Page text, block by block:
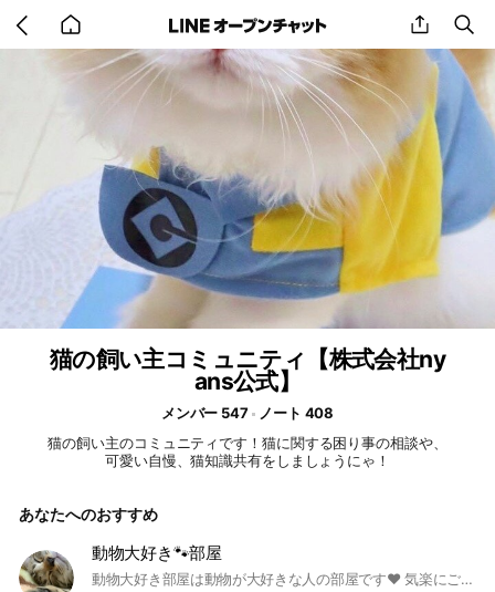
back
to
home
share
猫の飼い主コミュニティ【株式会社ny
ans公式】
メンバー 547
ノート 408
猫の飼い主のコミュニティです！猫に関する困り事の相談や、
可愛い自慢、猫知識共有をしましょうにゃ！
あなたへのおすすめ
動物大好き🐾部屋
動物大好き部屋は動物が大好きな人の部屋です♥️ 気楽にご参加ください💕お待ちしています💕新規メンバーさまは中学生以上の方が参加できます‼️ 入室されましたらご挨拶でお声掛けしてくださると嬉しいです💓 勧誘、なりすまし、荒らし行為など迷惑行為は即強制退会になります🙅‍♀️‼️